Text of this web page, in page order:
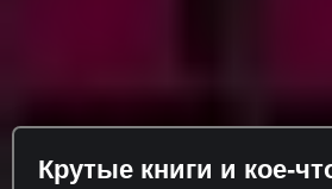
Крутые книги и кое-